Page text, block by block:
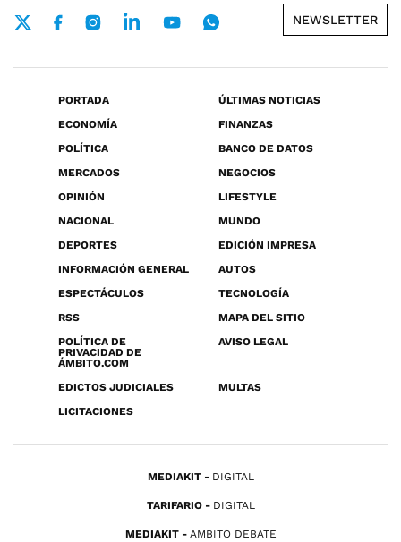
NEWSLETTER
PORTADA
ÚLTIMAS NOTICIAS
ECONOMÍA
FINANZAS
POLÍTICA
BANCO DE DATOS
MERCADOS
NEGOCIOS
OPINIÓN
LIFESTYLE
NACIONAL
MUNDO
DEPORTES
EDICIÓN IMPRESA
INFORMACIÓN GENERAL
AUTOS
ESPECTÁCULOS
TECNOLOGÍA
RSS
MAPA DEL SITIO
POLÍTICA DE
PRIVACIDAD DE
ÁMBITO.COM
AVISO LEGAL
EDICTOS JUDICIALES
MULTAS
LICITACIONES
MEDIAKIT DIGITAL
TARIFARIO DIGITAL
MEDIAKIT AMBITO DEBATE